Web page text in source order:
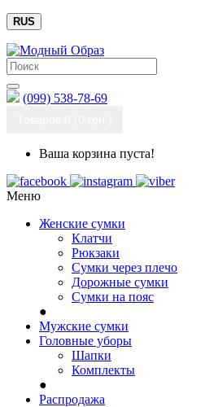
RUS
(099) 538-78-69
Ваша корзина пуста!
Меню
Женские сумки
Клатчи
Рюкзаки
Сумки через плечо
Дорожные сумки
Сумки на пояс
●
Мужские сумки
Головные уборы
Шапки
Комплекты
●
Распродажа